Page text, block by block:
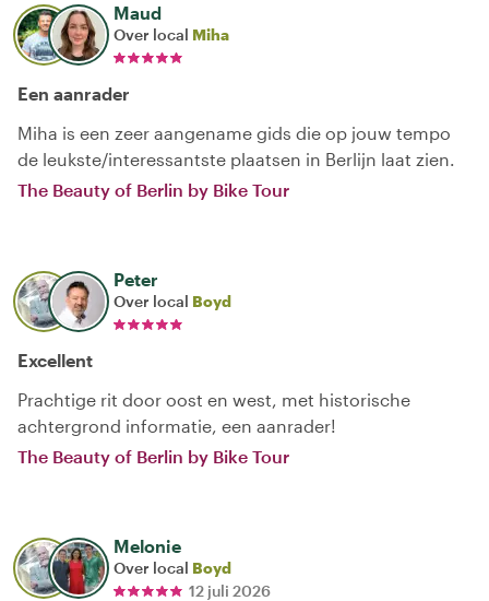
Maud
Over local Miha
Een aanrader
Miha is een zeer aangename gids die op jouw tempo
de leukste/interessantste plaatsen in Berlijn laat zien.
The Beauty of Berlin by Bike Tour
Peter
Over local Boyd
Excellent
Prachtige rit door oost en west, met historische
achtergrond informatie, een aanrader!
The Beauty of Berlin by Bike Tour
Melonie
Over local Boyd
12 juli 2026